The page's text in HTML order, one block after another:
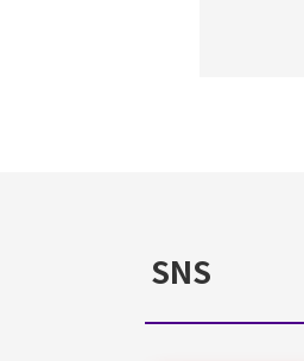
SNS